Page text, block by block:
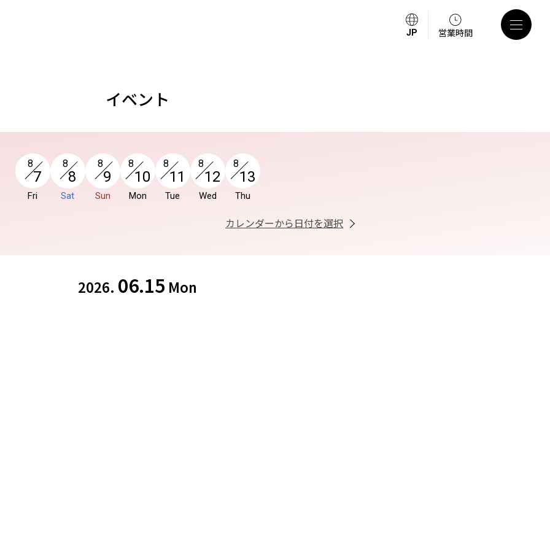
営業時間
イベント
8
7
Fri
8
8
Sat
8
9
Sun
8
10
Mon
8
11
Tue
8
12
Wed
8
13
Thu
カレンダーから日付を選択
2026. 06.15 Mon